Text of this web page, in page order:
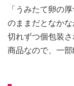
「うみたて卵の
のままだとなか
切れずつ個包装
商品なので、一部